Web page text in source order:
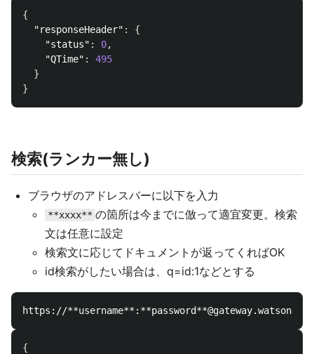
{
"responseHeader" :
{
"status" : 0,
"QTime" :
495
}
}
検索(ランカー無し)
ブラウザのアドレスバーに以下を入力
**xxxx** の箇所は今までに倣って適宜変更。検索
文は任意に設定
検索文に応じてドキュメントが返ってくればOK
id検索がしたい場合は、q=id:1などとする
{